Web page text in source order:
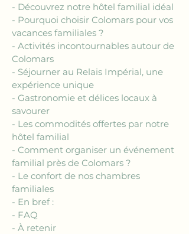
- Découvrez notre hôtel familial idéal
- Pourquoi choisir Colomars pour vos
vacances familiales ?
- Activités incontournables autour de
Colomars
- Séjourner au Relais Impérial, une
expérience unique
- Gastronomie et délices locaux à
savourer
- Les commodités offertes par notre
hôtel familial
- Comment organiser un événement
familial près de Colomars ?
- Le confort de nos chambres
familiales
- En bref :
- FAQ
- À retenir